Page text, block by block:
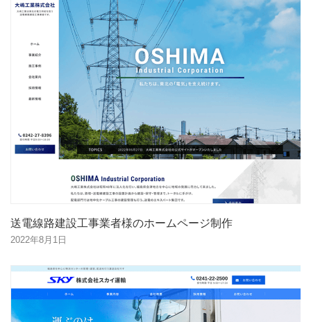
送電線路建設工事業者様のホームページ制作
2022年8月1日